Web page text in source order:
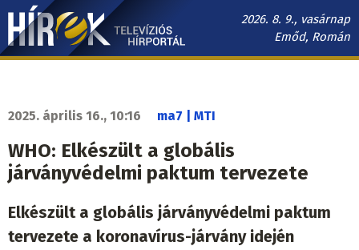
Ugrás
tartalomra
2026. 8. 9., vasárnap
Emőd, Román
Hírek.sk
navigáció
2025. április 16., 10:16 ma7 | MTI
WHO: Elkészült a globális
járványvédelmi paktum tervezete
Elkészült a globális járványvédelmi paktum
tervezete a koronavírus-járvány idején